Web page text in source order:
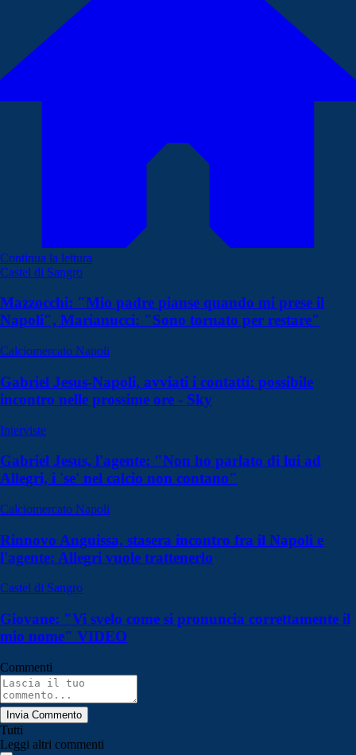
Continua la lettura
Castel di Sangro
Mazzocchi: "Mio padre pianse quando mi prese il
Napoli", Marianucci: "Sono tornato per restare"
Calciomercato Napoli
Gabriel Jesus-Napoli, avviati i contatti: possibile
incontro nelle prossime ore - Sky
Interviste
Gabriel Jesus, l'agente: "Non ho parlato di lui ad
Allegri, i 'se' nel calcio non contano"
Calciomercato Napoli
Rinnovo Anguissa, stasera incontro fra il Napoli e
l'agente: Allegri vuole trattenerlo
Castel di Sangro
Giovane: "Vi svelo come si pronuncia correttamente il
mio nome" VIDEO
Commenti
Invia Commento
Tutti
Leggi altri commenti